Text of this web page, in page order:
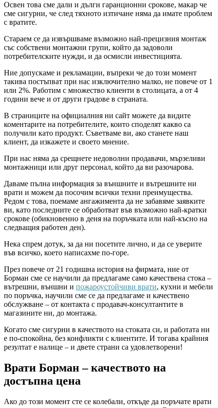
Освен това сме дали и дълги гаранционни срокове, макар че
сме сигурни, че след тяхното изтичане няма да имате проблем
с вратите.
Стараем се да извършваме възможно най-прецизния монтаж
със собствени монтажни групи, който да задоволи
потребителските нужди, и да осмисли инвестицията.
Ние допускаме и рекламации, въпреки че до този момент
такива постъпват при нас изключително малко, не повече от 1
или 2%. Работим с множество клиенти в столицата, а от 4
години вече и от други градове в страната.
В страниците на официалния ни сайт можете да видите
коментарите на потребителите, които споделят какво са
получили като продукт. Съветваме ви, ако станете наш
клиент, да изкажете и своето мнение.
При нас няма да срещнете недоволни продавачи, мързеливи
монтажници или друг персонал, който да ви разочарова.
Даваме пълна информация за външните и вътрешните ни
врати и можем да посочим всички техни преимущества.
Редом с това, поемаме ангажимента да не забавяме заявките
ви, като последните се обработват във възможно най-кратки
срокове (обикновенно в деня на поръчката или най-късно на
следващия работен ден).
Нека спрем дотук, за да ни посетите лично, и да се уверите
във всичко, което написахме по-горе.
През повече от 21 годишна история на фирмата, ние от
Борман сме се научили да предлагаме само качествена стока –
вътрешни, външни и пожароустойчиви врати, кухни и мебели
по поръчка, научили сме се да предлагаме и качествено
обслужване – от контакта с продавач-консултантите в
магазините ни, до монтажа.
Когато сме сигурни в качеството на стоката си, и работата ни
е по-спокойна, без конфликти с клиентите. И тогава крайния
резултат е налице – и двете страни са удовлетворени!
Врати Борман – качеството на
достъпна цена
Ако до този момент сте се колебали, откъде да поръчате врати